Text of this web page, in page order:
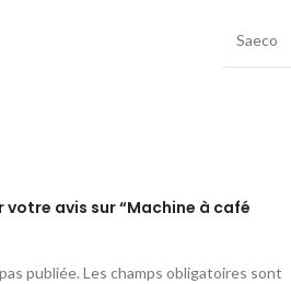
Saeco
votre avis sur “Machine à café
publiée. Les champs obligatoires sont